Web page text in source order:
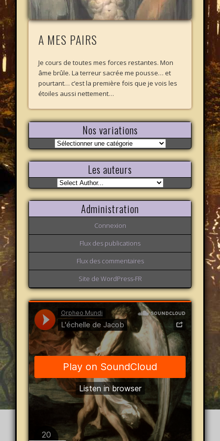
A MES PAIRS
Je cours de toutes mes forces restantes. Mon
âme brûle. La terreur sacrée me pousse… et
pourtant… c’est la première fois que je vois les
étoiles aussi nettement…
Nos variations
Nos
variations
Les auteurs
Administration
Connexion
Flux des publications
Flux des commentaires
Site de WordPress-FR